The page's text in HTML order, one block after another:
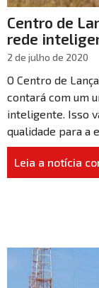
Centro de
rede
2 de julho de 2020
O Centro de
contará com um
inteligente. Isso
qualidade para a
Leia a notícia